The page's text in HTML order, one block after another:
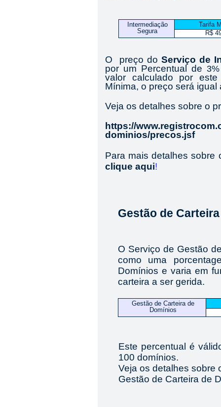
Intermediação
Segura
Tarifa
R$
O preço do Serviço de
por um Percentual de
valor calculado por
Mínima, o preço será igual
Veja os detalhes sobre o
https://
dominios/precos.jsf
Para mais detalhes sobre
clique aqui!
Gestão de
O Serviço de Gestão
como uma
Domínios e varia em
carteira a ser gerida.
Gestão de Carteira de
Domínios
Este percentual é
100 domínios.
Veja os detalhes sobre
Gestão de Carteira de